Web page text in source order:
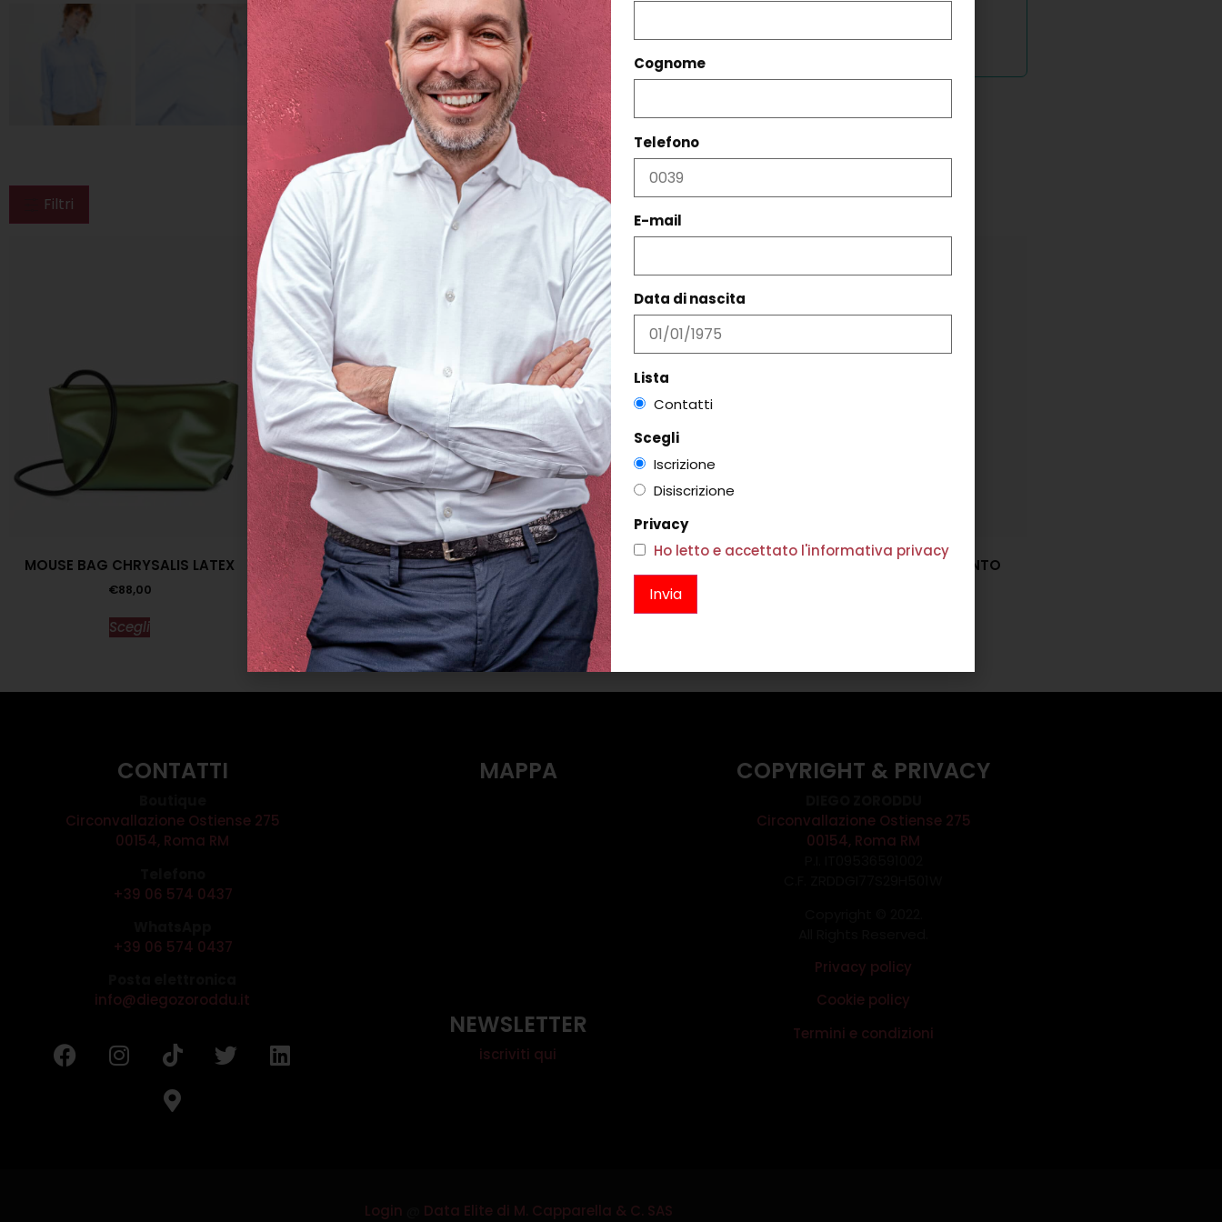
Regala questo prodotto
PRODOTTI CORRELATI
Filtri
MOUSE BAG CHRYSALIS LATEX
€88,00
Scegli
MAGLIA RIGHE BICOLORE
€157,00€94,00
Scegli
MAGLIA JEPPE WHITE
119,00
COLLANA PIERRE ARGENTO
CONTATTI
Circonvallazione Ostiense 275
00154, Roma RM
+39 06 574 0437
+39 06 574 0437
info@diegozoroddu.it
MAPPA
NEWSLETTER
iscriviti qui
COPYRIGHT & PRIVACY
Circonvallazione Ostiense 275
00154, Roma RM
Privacy policy
Cookie policy
Termini e condizioni
Login Data Elite di M. Capparella & C. SAS
Cognome
Telefono
E-mail
Data di nascita
Lista
Contatti
Scegli
Iscrizione
Disiscrizione
Privacy
Ho letto e accettato l'informativa privacy